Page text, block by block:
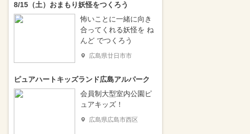
8/15（土）おまもり妖怪をつくろう
怖いことに一緒に向き
合ってくれる妖怪を ね
んど でつくろう
広島県廿日市市
ピュアハートキッズランド広島アルパーク
会員制大型室内公園ピ
ュアキッズ！
広島県広島市西区